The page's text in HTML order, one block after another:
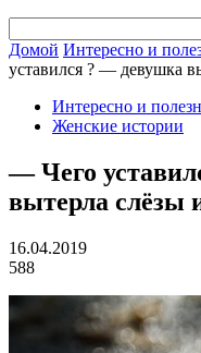
Домой Интересно и
уставился ? — девушка
Интересно и
Женские истории
— Чего
вытерла слёзы
16.04.2019
588